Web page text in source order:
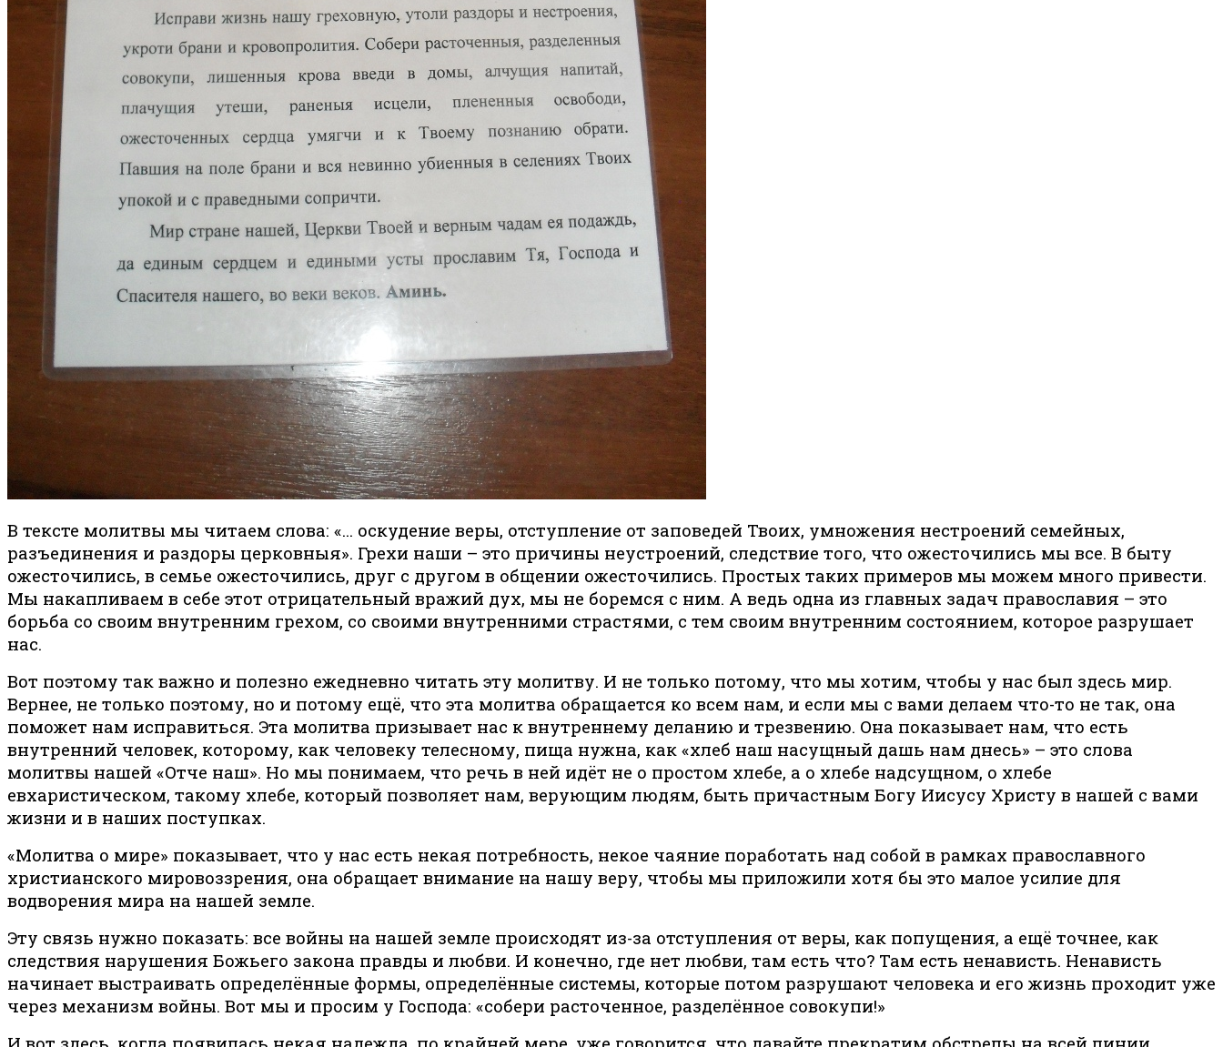
В тексте молитвы мы читаем слова: «… оскудение веры, отступление от заповедей Твоих, умножения нестроений семейных,
разъединения и раздоры церковныя». Грехи наши – это причины неустроений, следствие того, что ожесточились мы все. В быту
ожесточились, в семье ожесточились, друг с другом в общении ожесточились. Простых таких примеров мы можем много привести.
Мы накапливаем в себе этот отрицательный вражий дух, мы не боремся с ним. А ведь одна из главных задач православия – это
борьба со своим внутренним грехом, со своими внутренними страстями, с тем своим внутренним состоянием, которое разрушает
нас.
Вот поэтому так важно и полезно ежедневно читать эту молитву. И не только потому, что мы хотим, чтобы у нас был здесь мир.
Вернее, не только поэтому, но и потому ещё, что эта молитва обращается ко всем нам, и если мы с вами делаем что-то не так, она
поможет нам исправиться. Эта молитва призывает нас к внутреннему деланию и трезвению. Она показывает нам, что есть
внутренний человек, которому, как человеку телесному, пища нужна, как «хлеб наш насущный дашь нам днесь» – это слова
молитвы нашей «Отче наш». Но мы понимаем, что речь в ней идёт не о простом хлебе, а о хлебе надсущном, о хлебе
евхаристическом, такому хлебе, который позволяет нам, верующим людям, быть причастным Богу Иисусу Христу в нашей с вами
жизни и в наших поступках.
«Молитва о мире» показывает, что у нас есть некая потребность, некое чаяние поработать над собой в рамках православного
христианского мировоззрения, она обращает внимание на нашу веру, чтобы мы приложили хотя бы это малое усилие для
водворения мира на нашей земле.
Эту связь нужно показать: все войны на нашей земле происходят из-за отступления от веры, как попущения, а ещё точнее, как
следствия нарушения Божьего закона правды и любви. И конечно, где нет любви, там есть что? Там есть ненависть. Ненависть
начинает выстраивать определённые формы, определённые системы, которые потом разрушают человека и его жизнь проходит уже
через механизм войны. Вот мы и просим у Господа: «собери расточенное, разделённое совокупи!»